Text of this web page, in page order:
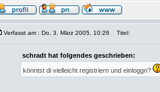
Verfasst am : Do, 3. März 2005, 10:26 Titel:
schradt hat folgendes geschrieben:
könntst di vielleicht registriern und einloggn?